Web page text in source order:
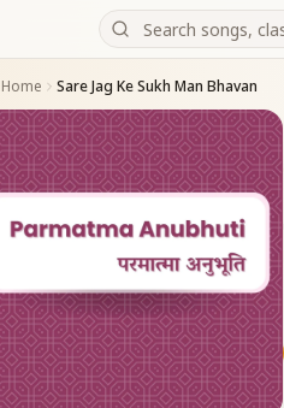
Home Sare Jag Ke Sukh Man Bhavan